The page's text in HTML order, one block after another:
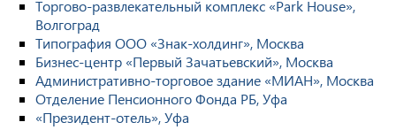
Торгово-развлекательный комплекс «Park House»,
Волгоград
Типография ООО «Знак-холдинг», Москва
Бизнес-центр «Первый Зачатьевский», Москва
Административно-торговое здание «МИАН», Москва
Отделение Пенсионного Фонда РБ, Уфа
«Президент-отель», Уфа